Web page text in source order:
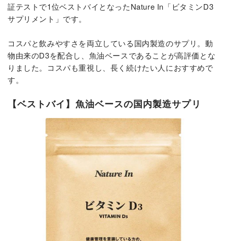
証テストで1位ベストバイとなったNature In「ビタミンD3
サプリメント」です。
コスパと飲みやすさを両立している国内製造のサプリ。動
物由来のD3を配合し、魚油ベースであることが高評価とな
りました。コスパも重視し、長く続けたい人におすすめで
す。
【ベストバイ】魚油ベースの国内製造サプリ